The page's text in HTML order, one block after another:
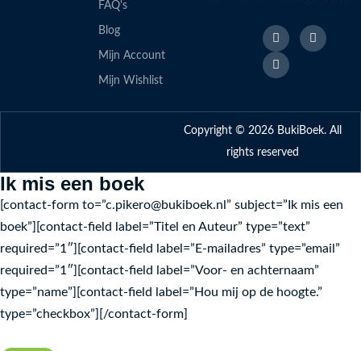
Євгенія Кузнєцова
Вікторія Амеліна
Алла Гутніченко
Оксана Була
Валерія Бараттіні
FAQ's
Blog
Mijn Account
Mijn Wishlist
F
a
c
e
b
k
-
n
s
a
m
L
i
n
k
e
n
Copyright © 2026 BukiBoek. All
rights reserved
Ik mis een boek
[contact-form to=”c.pikero@bukiboek.nl” subject=”Ik mis een
boek”][contact-field label=”Titel en Auteur” type=”text”
required=”1″][contact-field label=”E-mailadres” type=”email”
required=”1″][contact-field label=”Voor- en achternaam”
type=”name”][contact-field label=”Hou mij op de hoogte.”
type=”checkbox”][/contact-form]